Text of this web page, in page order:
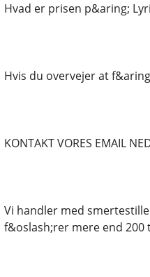
Hvad er prisen p&aring;
Hvis du overvejer at
KONTAKT VORES EMAIL
Vi handler med
f&oslash;rer mere end